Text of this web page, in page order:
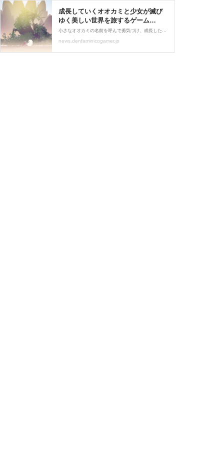
成長していくオオカミと少女が滅び
ゆく美しい世界を旅するゲーム
『Neva』が10月16日に発売開始。名
前を呼び、互いを補い合いながら力
小さなオオカミの名前を呼んで勇気づけ、成長したオオカミと共に異形の怪物に立ち向かおう。Switch・PS4/PS5・Xbox・Steam向けに配信中
news.denfaminicogamer.jp